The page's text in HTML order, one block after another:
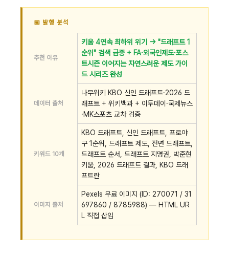
📅 발행 분석
추천 이유
키움 4연속 최하위 위기 → "드래프트 1
순위" 검색 급증 + FA·외국인제도·포스
트시즌 이어지는 자연스러운 제도 가이
드 시리즈 완성
데이터 출처
나무위키 KBO 신인 드래프트·2026 드
래프트 + 위키백과 + 이투데이·국제뉴스
·MK스포츠 교차 검증
키워드 10개
KBO 드래프트, 신인 드래프트, 프로야
구 1순위, 드래프트 제도, 전면 드래프트,
드래프트 순서, 드래프트 지명권, 박준현
키움, 2026 드래프트 결과, KBO 드래
프트란
이미지 출처
Pexels 무료 이미지 (ID: 270071 / 31
697860 / 8785988) — HTML UR
L 직접 삽입